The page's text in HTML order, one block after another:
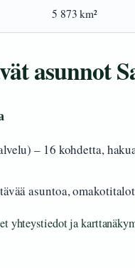
5 873 km²
asunnot
– 16 kohdetta,
asuntoa,
yhteystiedot ja